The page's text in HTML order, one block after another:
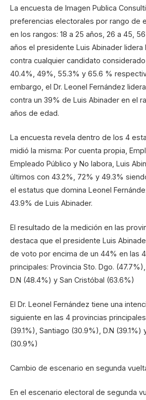
La encuesta de Imagen Publica
preferencias electorales por rango de
en los rangos: 18 a 25 años, 26 a 45,
años el presidente Luis Abinader lidera
contra cualquier candidato
40.4%, 49%, 55.3% y 65.6 %
embargo, el Dr. Leonel Fernández
contra un 39% de Luis Abinader en el
años de edad.
La encuesta revela dentro de los 4
midió la misma: Por cuenta propia,
Empleado Público y No labora, Luis
últimos con 43.2%, 72% y 49.3%
el estatus que domina Leonel
43.9% de Luis Abinader.
El resultado de la medición en las
destaca que el presidente Luis
de voto por encima de un 44% en las
principales: Provincia Sto. Dgo. (47.7%),
D.N (48.4%) y San Cristóbal (63.6%)
El Dr. Leonel Fernández tiene una
siguiente en las 4 provincias
(39.1%), Santiago (30.9%), D.N (39.1%)
(30.9%)
Cambio de escenario en segunda
En el escenario electoral de segunda